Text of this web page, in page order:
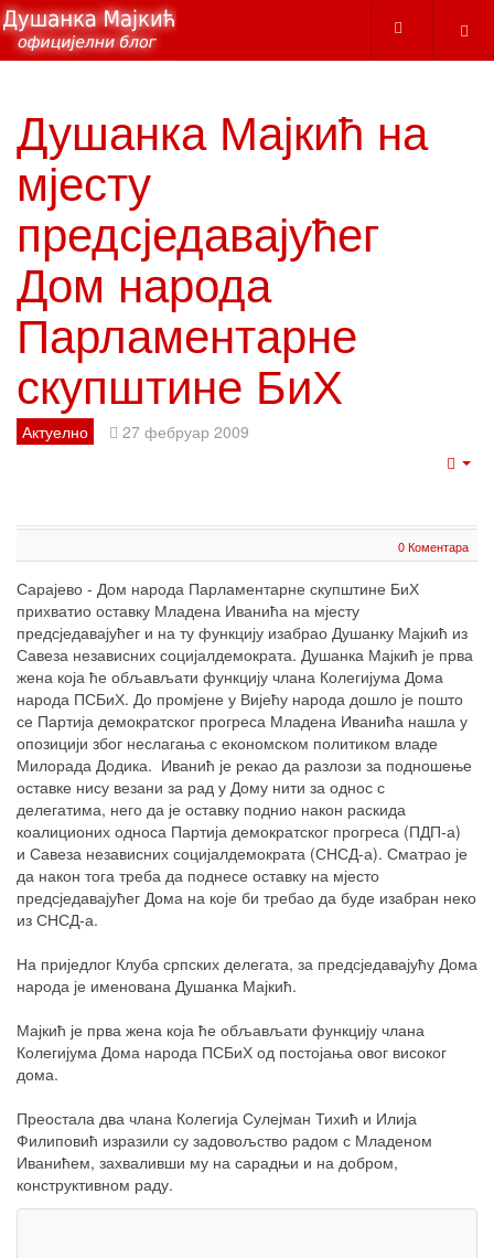
Душанка Мајкић на
мјесту
предсједавајућег
Дом народа
Парламентарне
скупштине БиХ
Актуелно 27 фебруар 2009
0 Коментара
Сарајево - Дом народа Парламентарне скупштине БиХ
прихватио оставку Младена Иванића на мјесту
предсједавајућег и на ту функцију изабрао Душанку Мајкић из
Савеза независних социјалдемократа. Душанка Мајкић је прва
жена која ће обљављати функцију члана Колегијума Дома
народа ПСБиХ. До промјене у Вијећу народа дошло је пошто
се Партија демократског прогреса Младена Иванића нашла у
опозицији због неслагања с економском политиком владе
Милорада Додика. Иванић је рекао да разлози за подношење
оставке нису везани за рад у Дому нити за однос с
делегатима, него да је оставку поднио након раскида
коалиционих односа Партија демократског прогреса (ПДП-а)
и Савеза независних социјалдемократа (СНСД-а). Сматрао је
да након тога треба да поднесе оставку на мјесто
предсједавајућег Дома на које би требао да буде изабран неко
из СНСД-а.
На приједлог Клуба српских делегата, за предсједавајућу Дома
народа је именована Душанка Мајкић.
Мајкић је прва жена која ће обљављати функцију члана
Колегијума Дома народа ПСБиХ од постојања овог високог
дома.
Преостала два члана Колегија Сулејман Тихић и Илија
Филиповић изразили су задовољство радом с Младеном
Иванићем, захваливши му на сарадњи и на добром,
конструктивном раду.